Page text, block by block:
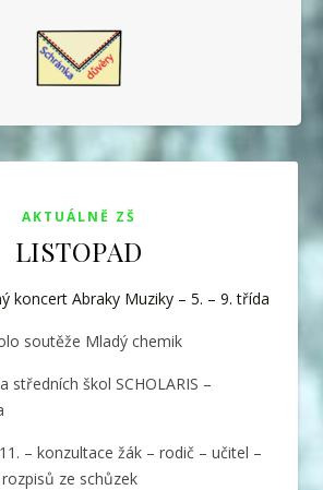
AKTUÁLNĚ ZŠ
LISTOPAD
koncert Abraky Muziky – 5. – 9. třída
soutěže Mladý chemik
středních škol SCHOLARIS –
– konzultace žák – rodič – učitel –
ze schůzek